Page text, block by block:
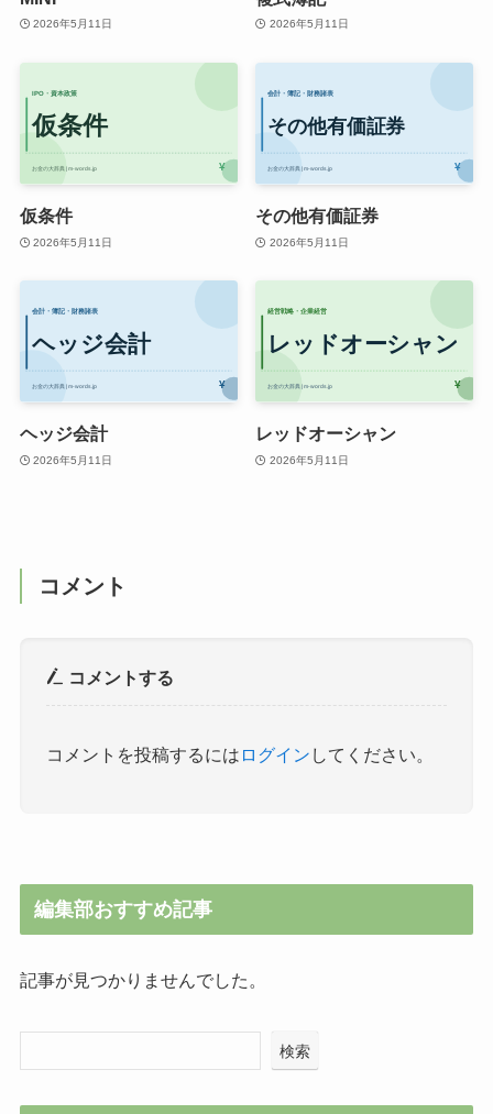
2026年5月11日 2026年5月11日
仮条件
2026年5月11日
その他有価証券
2026年5月11日
ヘッジ会計
2026年5月11日
レッドオーシャン
2026年5月11日
コメント
コメントする
コメントを投稿するには ログイン してください。
編集部おすすめ記事
記事が見つかりませんでした。
検索